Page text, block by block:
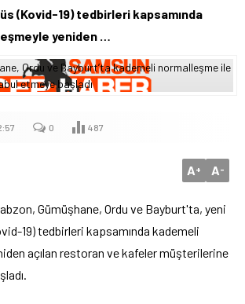
(Kovid-19) tedbirleri kapsamında
yeniden …
0 487
A+ A-
Gümüşhane, Ordu ve Bayburt'ta, yeni
19) tedbirleri kapsamında kademeli
açılan restoran ve kafeler müşterilerine